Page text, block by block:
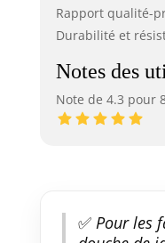
Rapport qualité-
Durabilité et
Notes des
Note de 4.3 pour
✅Pour les